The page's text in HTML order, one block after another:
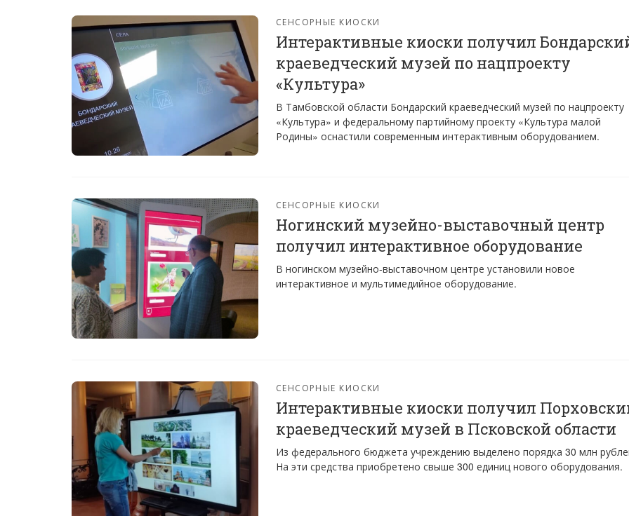
СЕНСОРНЫЕ КИОСКИ
Интерактивные киоски получил
краеведческий музей по нацпроекту
«Культура»
В Тамбовской области Бондарский краеведческий музей по нацпроекту
«Культура» и федеральному партийному проекту «Культура малой
Родины» оснастили современным интерактивным оборудованием.
СЕНСОРНЫЕ КИОСКИ
Ногинский музейно-выставочный центр
получил интерактивное оборудование
В ногинском музейно-выставочном центре установили новое
интерактивное и мультимедийное оборудование.
СЕНСОРНЫЕ КИОСКИ
Интерактивные киоски получил
краеведческий музей в Псковской области
Из федерального бюджета учреждению выделено порядка 30 млн
На эти средства приобретено свыше 300 единиц нового оборудования.